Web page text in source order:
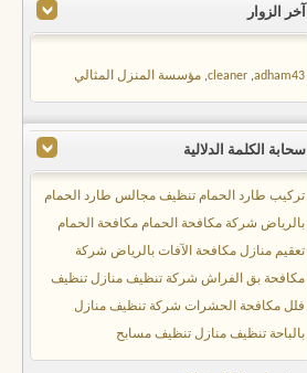
آخر الزوار
adham43
,
cleaner
, مؤسسة المنزل المثالي
سحابة الكلمة الدلالية
تركيب طارد الحمام تنظيف مجالس طارد الحمام
بالرياض شركة مكافحة الحمام مكافحة الحمام
تعقيم منازل مكافحة الآفات بالرياض شركة
مكافحة بق الفراش شركة تنظيف منازل تنظيف
فلل مكافحة الحشرات شركة تنظيف منازل
بالباحة تنظيف منازل تنظيف مسابح